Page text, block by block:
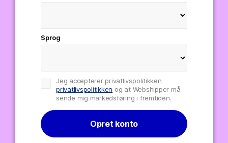
Sprog
Jeg accepterer privatlivspolitikken
privatlivspolitikken og at Webshipper må
sende mig markedsføring i fremtiden.
Opret konto